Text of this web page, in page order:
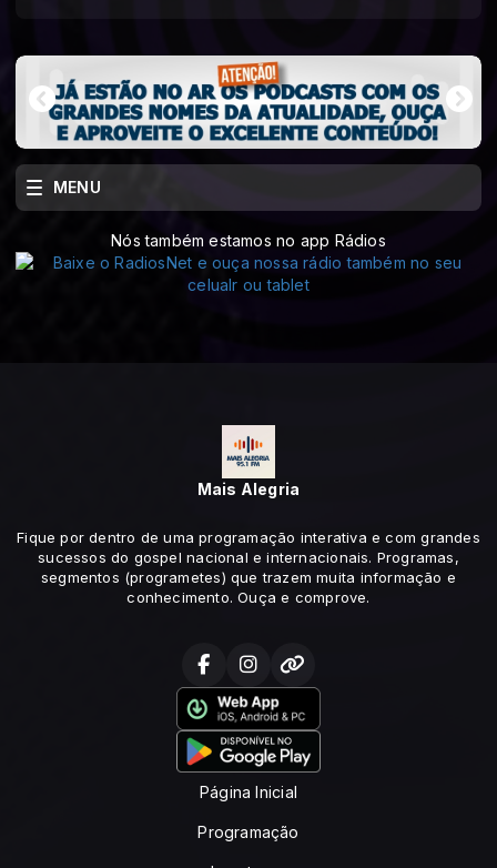
MENU
Nós também estamos no app Rádios
Mais Alegria
Fique por dentro de uma programação interativa e com grandes
sucessos do gospel nacional e internacionais. Programas,
segmentos (programetes) que trazem muita informação e
conhecimento. Ouça e comprove.
Página Inicial
Programação